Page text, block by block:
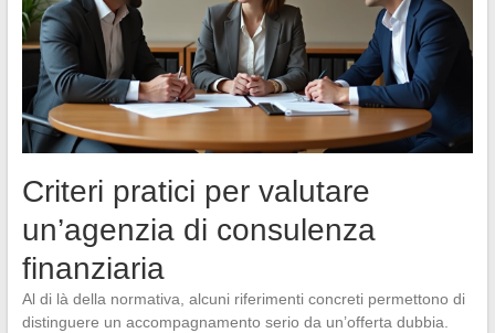
Criteri pratici per valutare
un’agenzia di consulenza
finanziaria
Al di là della normativa, alcuni riferimenti concreti permettono di
distinguere un accompagnamento serio da un’offerta dubbia.